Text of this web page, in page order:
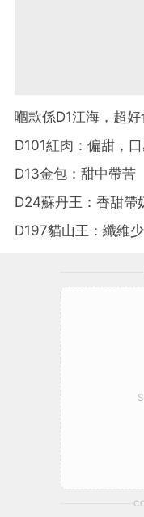
嗰款係D1江海，超
D101紅肉：偏甜，
D13金包：甜中帶苦
D24蘇丹王：香甜帶
D197貓山王：纖維